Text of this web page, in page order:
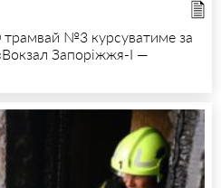
трамвай №3 курсуватиме за
Запоріжжя-I —